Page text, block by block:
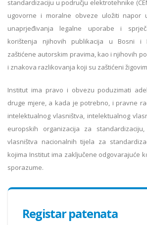
standardizaciju u području elektrotehnike
ugovorne i moralne obveze uložiti napor
unaprjeđivanja legalne uporabe i
korištenja njihovih publikacija u Bosni i
zaštićene autorskim pravima, kao i njihovih
i znakova razlikovanja koji su zaštićeni
Institut ima pravo i obvezu poduzimati
druge mjere, a kada je potrebno, i pravne
intelektualnog vlasništva, intelektualnog
europskih organizacija za
vlasništva nacionalnih tijela za
kojima Institut ima zaklјučene odgovarajuće
sporazume.
Registar patenata